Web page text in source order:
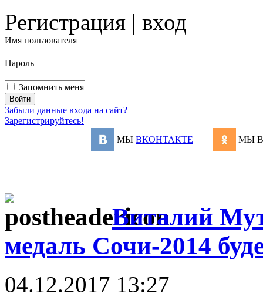
Регистрация | вход
Имя пользователя
Пароль
Запомнить меня
Забыли данные входа на сайт?
Зарегистрируйтесь!
МЫ ВКОНТАКТЕ МЫ
Виталий
медаль Сочи-2014
04.12.2017 13:27